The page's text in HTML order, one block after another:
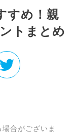
すめ！親
トまとめ
合がございま